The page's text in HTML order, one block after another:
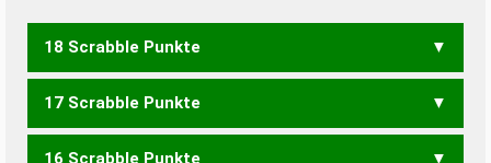
18 Scrabble Punkte
SCHLUPF
17 Scrabble Punkte
16 Scrabble Punkte